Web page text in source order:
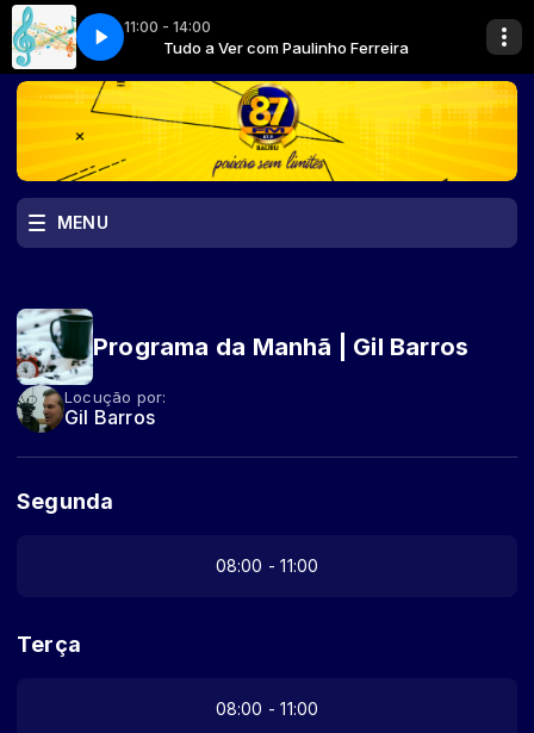
11:00 - 14:00
Ferreira Tudo a Ver com Paulinho Ferreira
MENU
Programa da Manhã | Gil Barros
Locução por:
Gil Barros
Segunda
08:00 - 11:00
Terça
08:00 - 11:00